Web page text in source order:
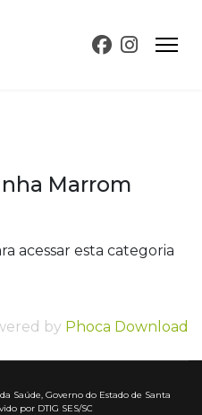
Marrom
acessar esta categoria
by Phoca Download
Saúde, Governo do Estado de Santa
por DTIG SES/SC